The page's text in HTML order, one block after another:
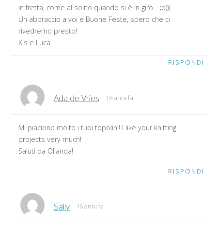
in fretta, come al solito quando si è in giro… ;o)))
Un abbraccio a voi e Buone Feste, spero che ci
rivedremo presto!
Xis e Luca
RISPONDI
Ada de Vries 16 anni fa
Mi piaciono molto i tuoi topolini! I like your knitting
projects very much!
Saluti da Ollanda!
RISPONDI
Sally 16 anni fa